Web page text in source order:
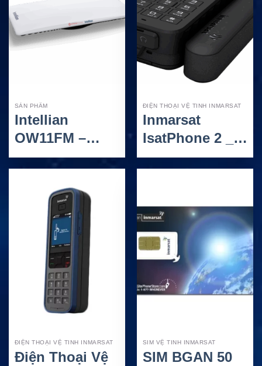
SẢN PHẨM
Intellian
OW11FM –
Anten Flat
Cho Eutelsat
OneWeb LEO
ĐIỆN THOẠI VỆ TINH INMARSAT
Inmarsat
IsatPhone 2 _
Điện thoại vệ
xa
ĐIỆN THOẠI VỆ TINH INMARSAT
Điện Thoại Vệ
SIM VỆ TINH INMARSAT
SIM BGAN 50